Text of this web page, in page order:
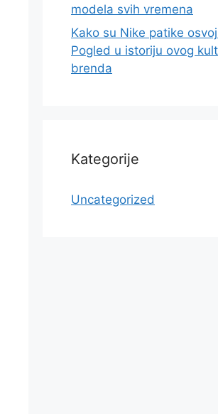
modela svih vremena
Kako su Nike patike
Pogled u istoriju ovog
brenda
Kategorije
Uncategorized